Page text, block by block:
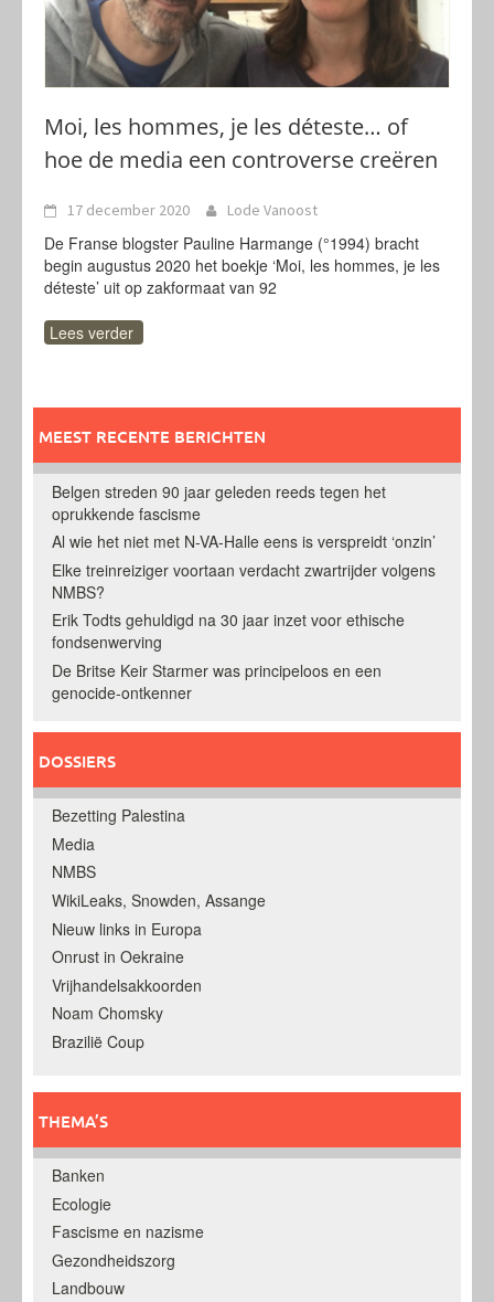
Moi, les hommes, je les déteste… of
hoe de media een controverse creëren
17 december 2020 Lode Vanoost
De Franse blogster Pauline Harmange (°1994) bracht
begin augustus 2020 het boekje ‘Moi, les hommes, je les
déteste’ uit op zakformaat van 92
Lees verder
MEEST RECENTE BERICHTEN
Belgen streden 90 jaar geleden reeds tegen het
oprukkende fascisme
Al wie het niet met N-VA-Halle eens is verspreidt ‘onzin’
Elke treinreiziger voortaan verdacht zwartrijder volgens
NMBS?
Erik Todts gehuldigd na 30 jaar inzet voor ethische
fondsenwerving
De Britse Keir Starmer was principeloos en een
genocide-ontkenner
DOSSIERS
Bezetting Palestina
Media
NMBS
WikiLeaks, Snowden, Assange
Nieuw links in Europa
Onrust in Oekraine
Vrijhandelsakkoorden
Noam Chomsky
Brazilië Coup
THEMA’S
Banken
Ecologie
Fascisme en nazisme
Gezondheidszorg
Landbouw